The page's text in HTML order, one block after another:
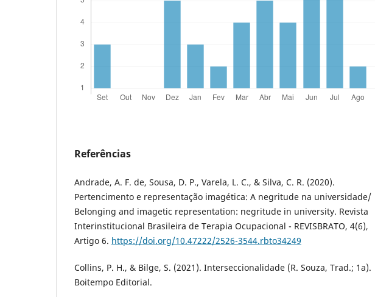
Referências
Andrade, A. F. de, Sousa, D. P., Varela, L. C., & Silva, C. R. (2020).
Pertencimento e representação imagética: A negritude na universidade/
Belonging and imagetic representation: negritude in university. Revista
Interinstitucional Brasileira de Terapia Ocupacional - REVISBRATO, 4(6),
Artigo 6. https://doi.org/10.47222/2526-3544.rbto34249
Collins, P. H., & Bilge, S. (2021). Interseccionalidade (R. Souza, Trad.; 1a).
Boitempo Editorial.